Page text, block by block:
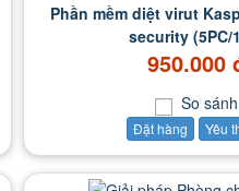
Phần mềm diệt virut
security (5PC/
950.000
So sánh
Đặt hàng Yêu